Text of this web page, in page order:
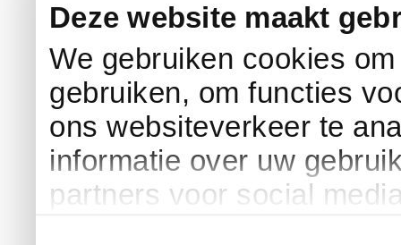
Deze website maakt
We gebruiken cookies
gebruiken, om functies
ons websiteverkeer te
informatie over uw
partners voor social